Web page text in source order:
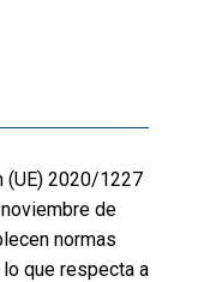
(UE) 2020/1227
de
normas
que respecta a